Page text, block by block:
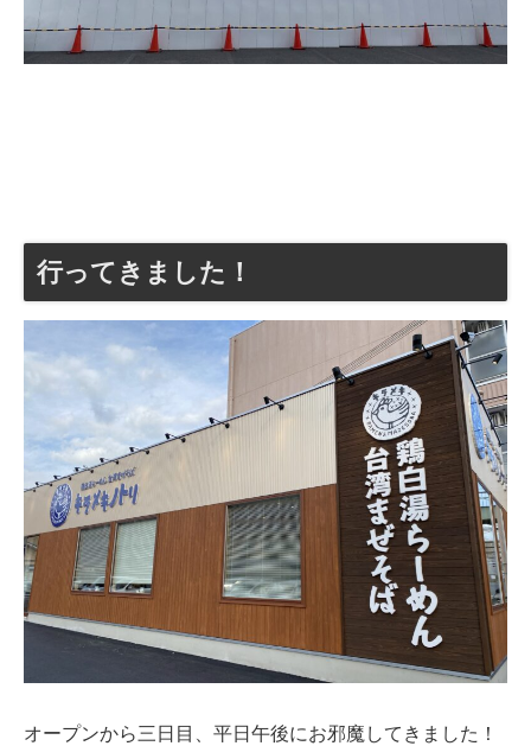
行ってきました！
オープンから三日目、平日午後にお邪魔してきました！